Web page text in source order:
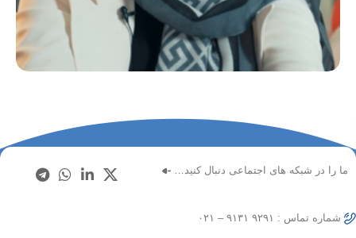
ما را در شبکه های اجتماعی دنبال کنید…
شماره تماس : ۹۲۹۱ ۹۱۳۱ – ۰۲۱